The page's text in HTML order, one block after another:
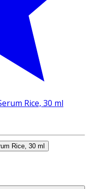
Rice, 30 ml
Rice, 30 ml